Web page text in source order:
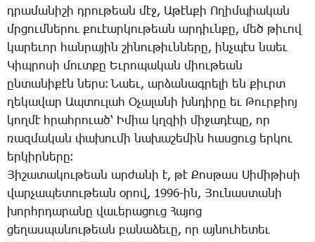
դրա­մա­նի­շի դրու­թեան մէջ, Ա­թէն­քի Ո­ղիմ­պիա­կան
մրցում­նե­րու քո­ւէար­կու­թեան ար­դիւն­քը, մեծ թի­ւով
կա­րե­ւոր հան­րա­յին շի­նու­թիւն­նե­րը, ինչ­պէս նաեւ
­Կիպ­րո­սի մուտ­քը Եւ­րո­պա­կան միու­թեան
ըն­տա­նի­քէն ներս։ ­Նաեւ, ար­ձա­նագ­րե­լի են քիւրտ
ղե­կա­վար Ապ­տու­լահ Օ­չա­լա­նի խնդի­րը եւ ­Թուր­քիոյ
կող­մէ հրահ­րո­ւած՝ Ի­միա կղզիի մի­ջա­դէ­պը, որ
ռազ­մա­կան փա­խու­մի նա­խա­շե­մին հաս­ցուց եր­կու
եր­կիր­նե­րը։
Յի­շա­տա­կու­թեան ար­ժա­նի է, թէ ­Քոս­թաս ­Սի­մի­թի­սի
վար­չա­պե­տու­թեան օ­րով, 1996-ին, ­Յու­նաս­տա­նի
խորհր­դա­րա­նը վա­ւե­րա­ցուց ­Հա­յոց
ցե­ղաս­պա­նու­թեան բա­նա­ձե­ւը, որ այ­նու­հե­տեւ